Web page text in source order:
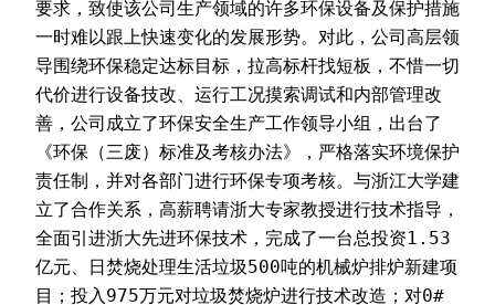
要求，致使该公司生产领域的许多环保设备及保护措施
一时难以跟上快速变化的发展形势。对此，公司高层领
导围绕环保稳定达标目标，拉高标杆找短板，不惜一切
代价进行设备技改、运行工况摸索调试和内部管理改
善，公司成立了环保安全生产工作领导小组，出台了
《环保（三废）标准及考核办法》，严格落实环境保护
责任制，并对各部门进行环保专项考核。与浙江大学建
立了合作关系，高薪聘请浙大专家教授进行技术指导，
全面引进浙大先进环保技术，完成了一台总投资1.53
亿元、日焚烧处理生活垃圾500吨的机械炉排炉新建项
目；投入975万元对垃圾焚烧炉进行技术改造；对0#